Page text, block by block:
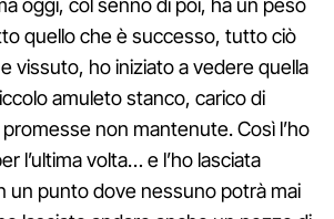
oggi, col senno di poi, ha un peso
quello che è successo, tutto ciò
vissuto, ho iniziato a vedere quella
amuleto stanco, carico di
non mantenute. Così l’ho
l’ultima volta… e l’ho lasciata
un punto dove nessuno potrà mai